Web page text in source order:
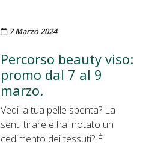
Pubblicato il
7 Marzo 2024
Percorso beauty viso:
promo dal 7 al 9
marzo.
Vedi la tua pelle spenta? La
senti tirare e hai notato un
cedimento dei tessuti? È